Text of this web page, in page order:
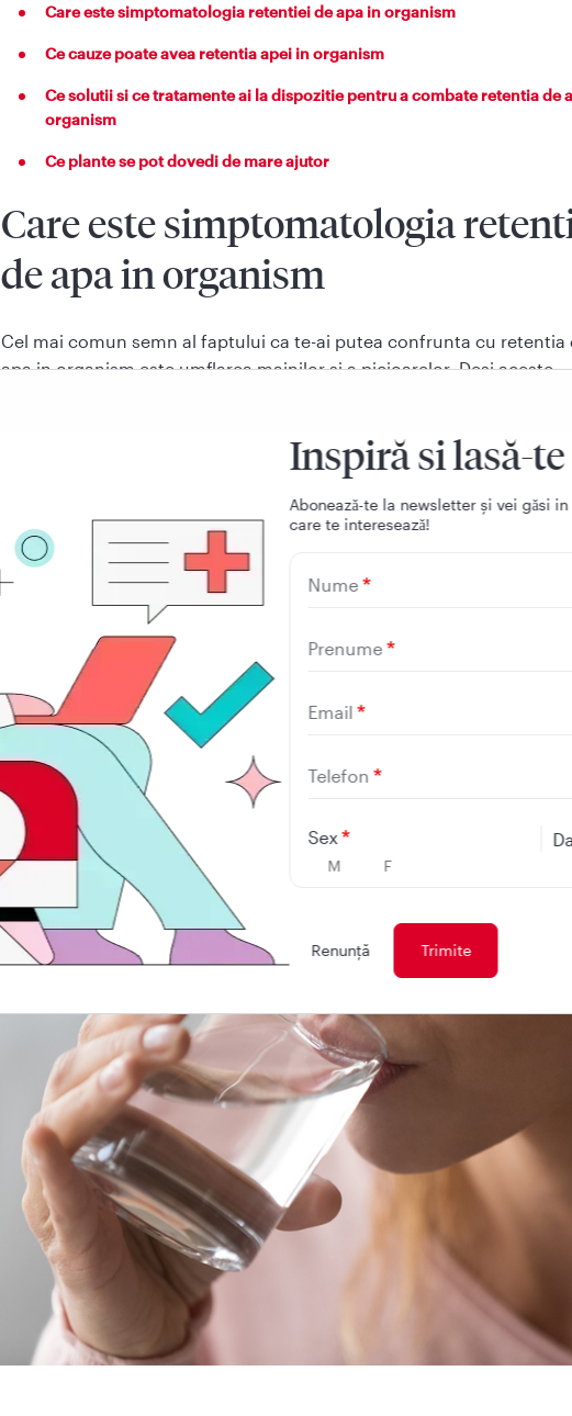
Care este simptomatologia retentiei de apa in organism
Ce cauze poate avea retentia apei in organism
Ce solutii si ce tratamente ai la dispozitie pentru a combate retentia de
organism
Ce plante se pot dovedi de mare ajutor
Care este simptomatologia
de apa in organism
Cel mai comun semn al faptului ca te-ai putea confrunta cu retentia
apa in organism este umflarea mainilor si a picioarelor. Desi aceste
afectiune renala grava si chiar o insuficienta cardiaca. Retentia de
piele cu textura lucioasa si intinsa
inflamatii ale gleznelor
umflare a articulatiilor
balonare nefireasca
crestere in greutate
dificultati ale respiratiei
durere a articulatiilor
Inspiră si lasă-
Aboneazǎ-te la newsletter și vei gǎsi
care te intereseazǎ!
Nume
Prenume
Email
Telefon
Sex
M F
Renunţă